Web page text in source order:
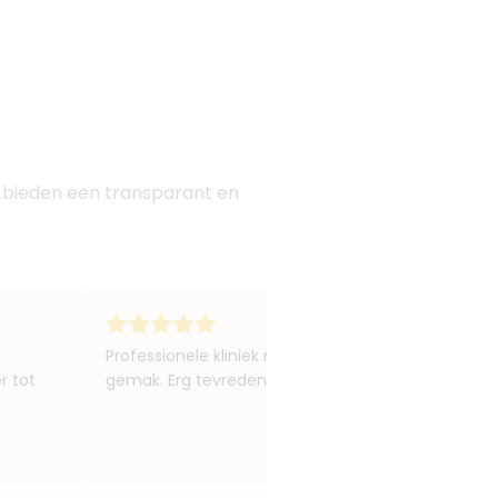
bieden een transparant en
tot
Professionele kliniek met een fijne sfeer. De
gemak. Erg tevreden over de botoxbehandeling